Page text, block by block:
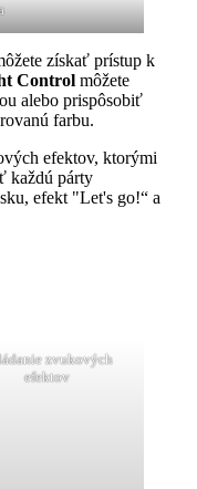
získať prístup k
Control môžete
alebo prispôsobiť
farbu.
efektov, ktorými
každú párty
efekt "Let's go!“ a
zvukových
efektov